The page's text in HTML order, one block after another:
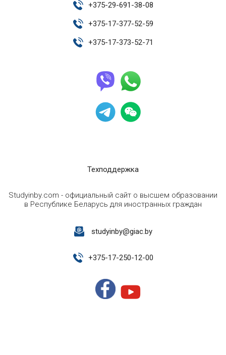
+375-29-691-38-08
+375-17-377-52-59
+375-17-373-52-71
Техподдержка
Studyinby.com - официальный сайт о высшем образовании
в Республике Беларусь для иностранных граждан
studyinby@giac.by
+375-17-250-12-00